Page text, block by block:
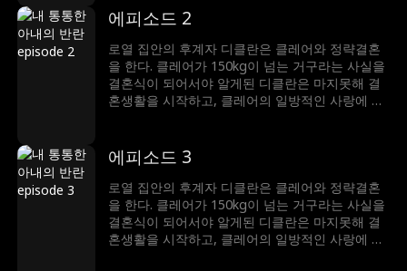
해 지독한 다이어트 끝에 아름다운 모습으로 다시
디클란의 앞에 나타나게 된다. 디클란에게 집착하
는 빅토리아의 방해 공작에도 둘은 서로에 대한 오
해를 깨닫고 디클란의 비밀을 클레어가 알게 되면
서 서로에 대한 진심을 표현하게 된다.
에피소드 2
로열 집안의 후계자 디클란은 클레어와 정략결혼
을 한다. 클레어가 150kg이 넘는 거구라는 사실을
결혼식이 되어서야 알게된 디클란은 마지못해 결
혼생활을 시작하고, 클레어의 일방적인 사랑에 스
해 지독한 다이어트 끝에 아름다운 모습으로 다시
디클란의 앞에 나타나게 된다. 디클란에게 집착하
는 빅토리아의 방해 공작에도 둘은 서로에 대한 오
해를 깨닫고 디클란의 비밀을 클레어가 알게 되면
서 서로에 대한 진심을 표현하게 된다.
에피소드 3
로열 집안의 후계자 디클란은 클레어와 정략결혼
을 한다. 클레어가 150kg이 넘는 거구라는 사실을
결혼식이 되어서야 알게된 디클란은 마지못해 결
혼생활을 시작하고, 클레어의 일방적인 사랑에 스